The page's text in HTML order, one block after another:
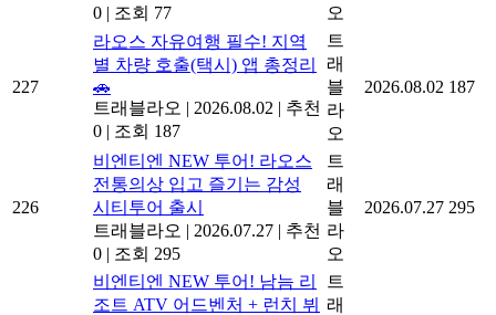
0 | 조회 77
오
227
라오스 자유여행 필수! 지역
별 차량 호출(택시) 앱 총정리
🚗
트래블라오 | 2026.08.02 | 추천
0 | 조회 187
트
래
블
라
오
2026.08.02 187
226
비엔티엔 NEW 투어! 라오스
전통의상 입고 즐기는 감성
시티투어 출시
트래블라오 | 2026.07.27 | 추천
0 | 조회 295
트
래
블
라
오
2026.07.27 295
비엔티엔 NEW 투어! 남늠 리
조트 ATV 어드벤처 + 런치 뷔
트
래